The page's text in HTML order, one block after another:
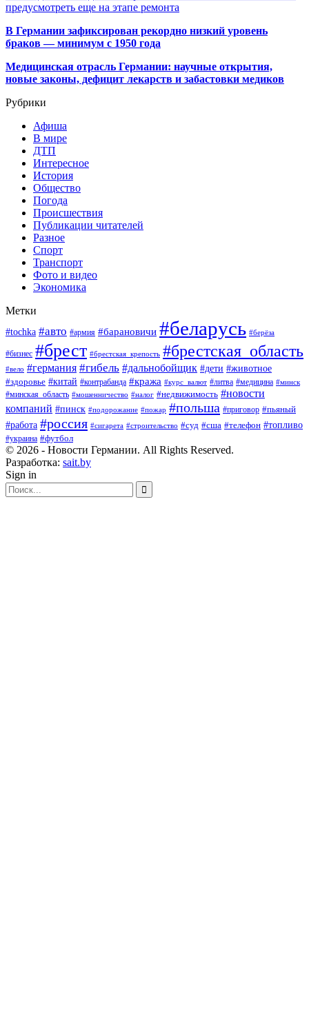
предусмотреть еще на этапе ремонта
В Германии зафиксирован рекордно низкий уровень
браков — минимум с 1950 года
Медицинская отрасль Германии: научные открытия,
новые законы, дефицит лекарств и забастовки медиков
Рубрики
Афиша
В мире
ДТП
Интересное
История
Общество
Погода
Происшествия
Публикации читателей
Разное
Спорт
Транспорт
Фото и видео
Экономика
Метки
#tochka #авто #армия #барановичи #беларусь #берёза
#бизнес #брест #брестская_крепость #брестская_область
#вело #германия #гибель #дальнобойщик #дети #животное
#здоровье #китай #контрабанда #кража #курс_валют #литва #медицина #минск
#минская_область #мошенничество #налог #недвижимость #новости
компаний #пинск #подорожание #пожар #польша #приговор #пьяный
#работа #россия #сигарета #строительство #суд #сша #телефон #топливо
#украина #футбол
© 2026 - Новости Германии. All Rights Reserved.
Разработка: sait.by
Sign in